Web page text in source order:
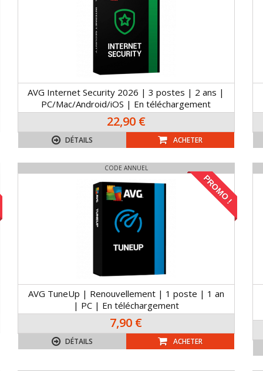
AVG Internet Security 2026 | 3 postes | 2 ans |
PC/Mac/Android/iOS | En téléchargement
22,90 €
DÉTAILS ACHETER
CODE ANNUEL
PROMO !
AVG TuneUp | Renouvellement | 1 poste | 1 an
| PC | En téléchargement
7,90 €
DÉTAILS ACHETER